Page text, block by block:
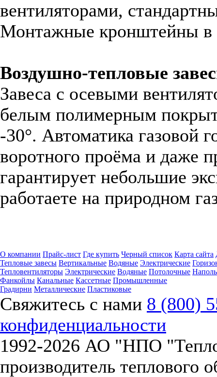
вентиляторами,
Монтажные кронштейны в
Воздушно-тепловые
Завеса с осевыми
белым полимерным
-30°. Автоматика газовой
воротного проёма и даже
гарантирует небольшие
работаете на природном
О компании Прайс-лист Где купить Черный список Карта сайта
Тепловые завесы Вертикальные Водяные Электрические
Тепловентиляторы Электрические Водяные Потолочные
Фанкойлы Канальные Кассетные Промышленные
Градирни Металлические Пластиковые
Свяжитесь с нами 8 (800)
конфиденциальности
1992-2026 АО "НПО
производитель теплового